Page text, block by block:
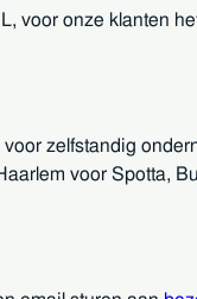
voor onze klanten
zelfstandig
voor Spotta,